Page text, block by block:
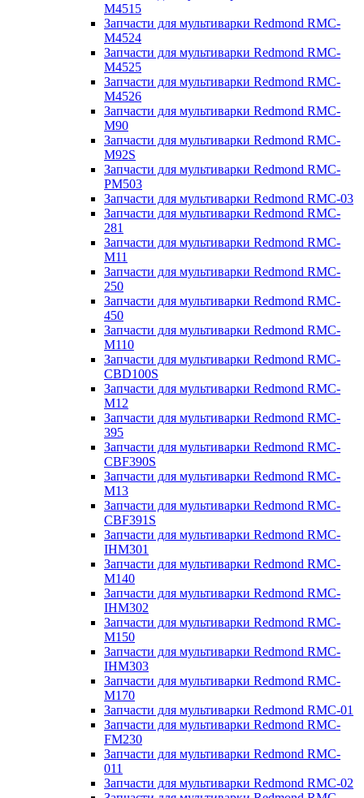
M4515
Запчасти для мультиварки Redmond RMC-
M4524
Запчасти для мультиварки Redmond RMC-
M4525
Запчасти для мультиварки Redmond RMC-
M4526
Запчасти для мультиварки Redmond RMC-
M90
Запчасти для мультиварки Redmond RMC-
M92S
Запчасти для мультиварки Redmond RMC-
PM503
Запчасти для мультиварки Redmond RMC-03
Запчасти для мультиварки Redmond RMC-
281
Запчасти для мультиварки Redmond RMC-
M11
Запчасти для мультиварки Redmond RMC-
250
Запчасти для мультиварки Redmond RMC-
450
Запчасти для мультиварки Redmond RMC-
M110
Запчасти для мультиварки Redmond RMC-
CBD100S
Запчасти для мультиварки Redmond RMC-
M12
Запчасти для мультиварки Redmond RMC-
395
Запчасти для мультиварки Redmond RMC-
CBF390S
Запчасти для мультиварки Redmond RMC-
M13
Запчасти для мультиварки Redmond RMC-
CBF391S
Запчасти для мультиварки Redmond RMC-
IHM301
Запчасти для мультиварки Redmond RMC-
M140
Запчасти для мультиварки Redmond RMC-
IHM302
Запчасти для мультиварки Redmond RMC-
M150
Запчасти для мультиварки Redmond RMC-
IHM303
Запчасти для мультиварки Redmond RMC-
M170
Запчасти для мультиварки Redmond RMC-01
Запчасти для мультиварки Redmond RMC-
FM230
Запчасти для мультиварки Redmond RMC-
011
Запчасти для мультиварки Redmond RMC-02